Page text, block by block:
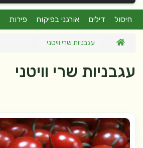
חיסול דילים אורגני בפיקוח פירות
עגבניות שרי וויטני
עגבניות שרי וויטני